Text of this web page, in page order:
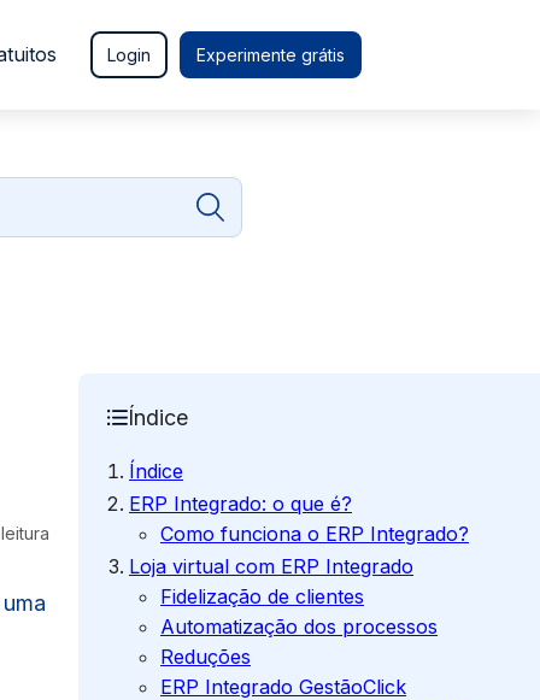
Login Experimente grátis
Índice
Índice
ERP Integrado: o que é?
Como funciona o ERP Integrado?
Loja virtual com ERP Integrado
Fidelização de clientes
Automatização dos processos
Reduções
ERP Integrado GestãoClick